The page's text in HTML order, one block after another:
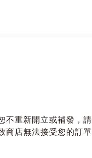
重新開立或補發，請
店無法接受您的訂